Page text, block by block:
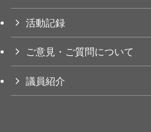
活動記録
ご意見・ご質問について
議員紹介